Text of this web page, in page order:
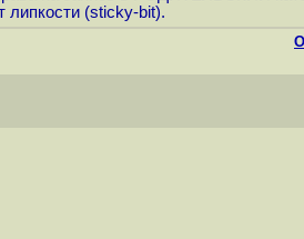
липкости (sticky-bit).